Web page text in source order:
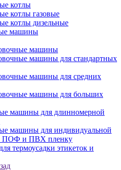
котлы
котлы газовые
котлы дизельные
машины
машины
машины для стандартных
машины для средних
машины для больших
машины для длинномерной
машины для индивидуальной
ПОФ и ПВХ пленку
термоусадки этикеток и